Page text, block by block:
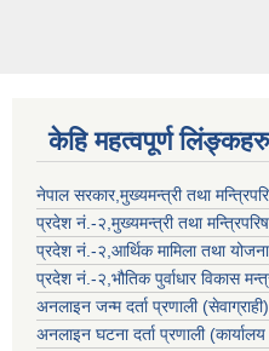
केहि महत्वपूर्ण
नेपाल सरकार,मुख्यमन्त्री तथा
प्रदेश नं.-२,मुख्यमन्त्री तथा
प्रदेश नं.-२,आर्थिक मामिला तथा
प्रदेश नं.-२,भौतिक पुर्वाधार विकास
अनलाइन जन्म दर्ता प्रणाली (सेवाग्राही)
अनलाइन घटना दर्ता प्रणाली